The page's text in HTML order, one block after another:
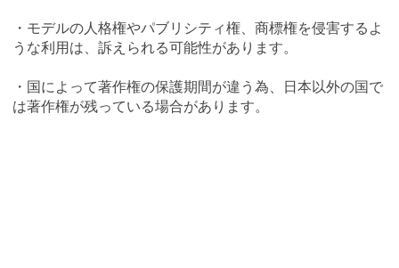
・モデルの人格権やパブリシティ権、商標権を侵害するよ
うな利用は、訴えられる可能性があります。
・国によって著作権の保護期間が違う為、日本以外の国で
は著作権が残っている場合があります。